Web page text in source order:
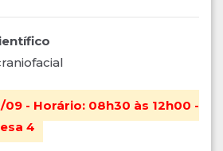
09 - Horário: 08h30 às 12h00 -
4